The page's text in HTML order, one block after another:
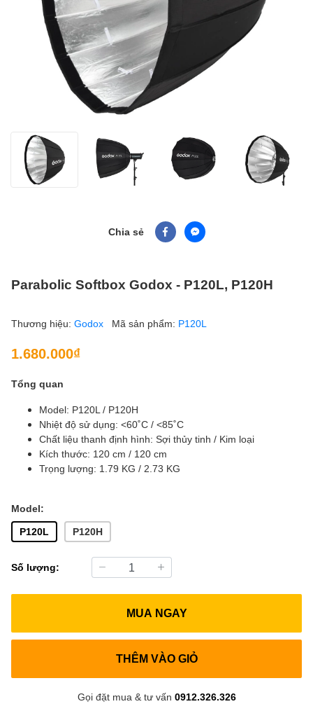
Chia sẻ
Parabolic Softbox Godox - P120L, P120H
Thương hiệu: Godox Mã sản phẩm: P120L
1.680.000₫
Tổng quan
Model: P120L / P120H
Nhiệt độ sử dụng: <60˚C / <85˚C
Chất liệu thanh định hình: Sợi thủy tinh / Kim loại
Kích thước: 120 cm / 120 cm
Trọng lượng: 1.79 KG / 2.73 KG
Model:
P120L
P120H
Số lượng:
MUA NGAY
THÊM VÀO GIỎ
Gọi đặt mua & tư vấn 0912.326.326